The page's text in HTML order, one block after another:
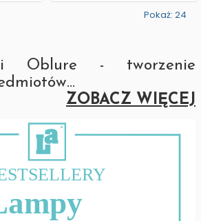
Pokaż: 24
Oblure - tworzenie
...
ZOBACZ WIĘCEJ